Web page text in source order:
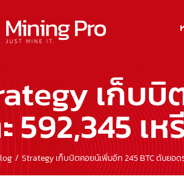
เก็บบิ
592,345
Strategy เก็บบิตคอยน์เพิ่มอีก 245 BTC ดันยอ